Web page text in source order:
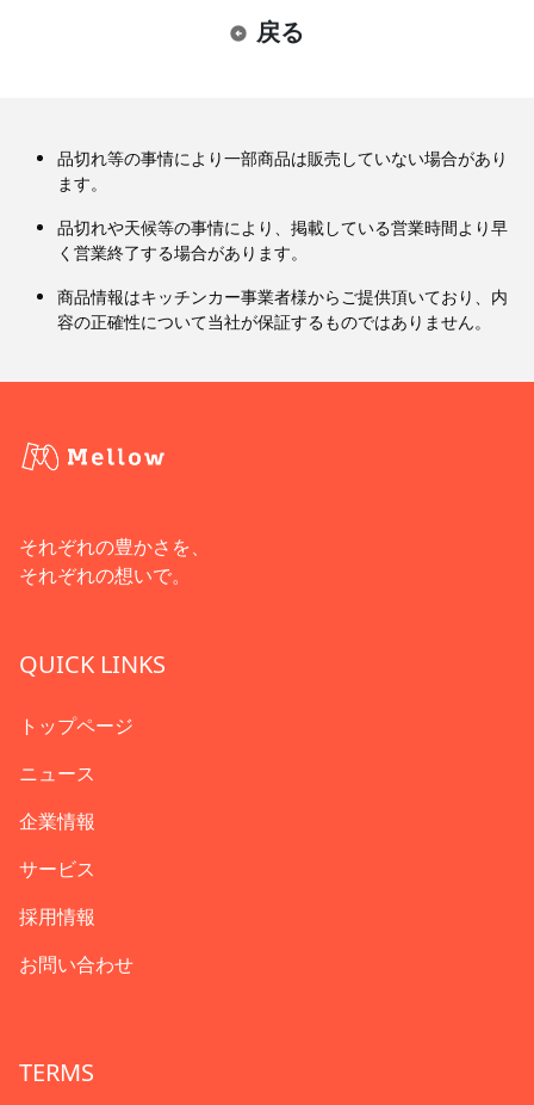
戻る
品切れ等の事情により一部商品は販売していない場合があり
ます。
品切れや天候等の事情により、掲載している営業時間より早
く営業終了する場合があります。
商品情報はキッチンカー事業者様からご提供頂いており、内
容の正確性について当社が保証するものではありません。
それぞれの豊かさを、
それぞれの想いで。
QUICK LINKS
トップページ
ニュース
企業情報
サービス
採用情報
お問い合わせ
TERMS